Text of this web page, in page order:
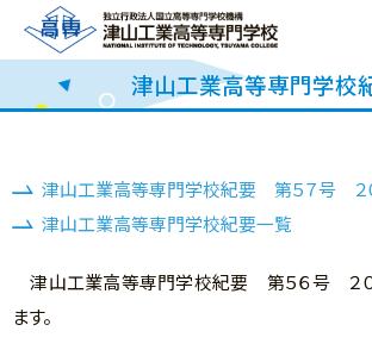
津山工業高等専門学校
津山工業高等専門学校紀要 第５７号 ２
津山工業高等専門学校紀要一覧
津山工業高等専門学校紀要 第５６号 ２
ます。